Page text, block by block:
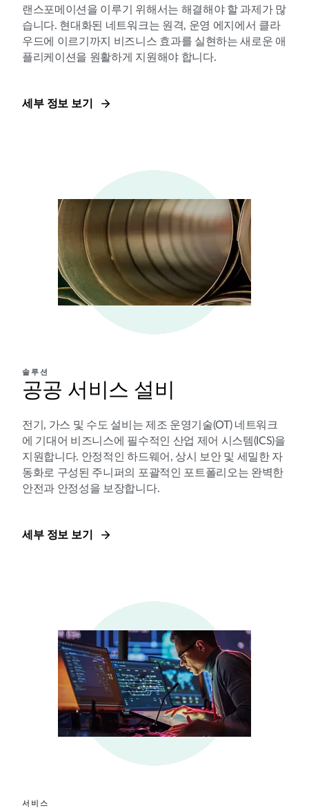
랜스포메이션을 이루기 위해서는 해결해야 할 과제가 많
습니다. 현대화된 네트워크는 원격, 운영 에지에서 클라
우드에 이르기까지 비즈니스 효과를 실현하는 새로운 애
플리케이션을 원활하게 지원해야 합니다.
세부 정보 보기
솔루션
공공 서비스 설비
전기, 가스 및 수도 설비는 제조 운영기술(OT) 네트워크
에 기대어 비즈니스에 필수적인 산업 제어 시스템(ICS)을
지원합니다. 안정적인 하드웨어, 상시 보안 및 세밀한 자
동화로 구성된 주니퍼의 포괄적인 포트폴리오는 완벽한
안전과 안정성을 보장합니다.
세부 정보 보기
서비스